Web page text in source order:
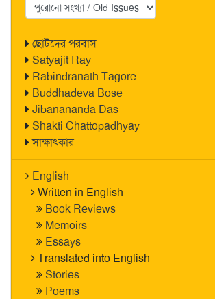
ছোটদের পরবাস
Satyajit Ray
Rabindranath Tagore
Buddhadeva Bose
Jibanananda Das
Shakti Chattopadhyay
সাক্ষাৎকার
English
Written in English
Book Reviews
Memoirs
Essays
Translated into English
Stories
Poems